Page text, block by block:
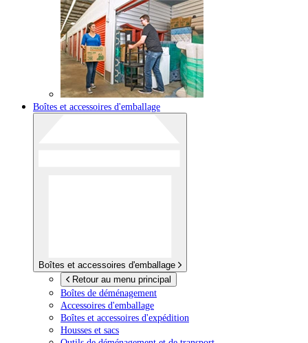
Boîtes et accessoires d'emballage
Boîtes et accessoires d'emballage
Retour au menu principal
Boîtes de déménagement
Accessoires d'emballage
Boîtes et accessoires d'expédition
Housses et sacs